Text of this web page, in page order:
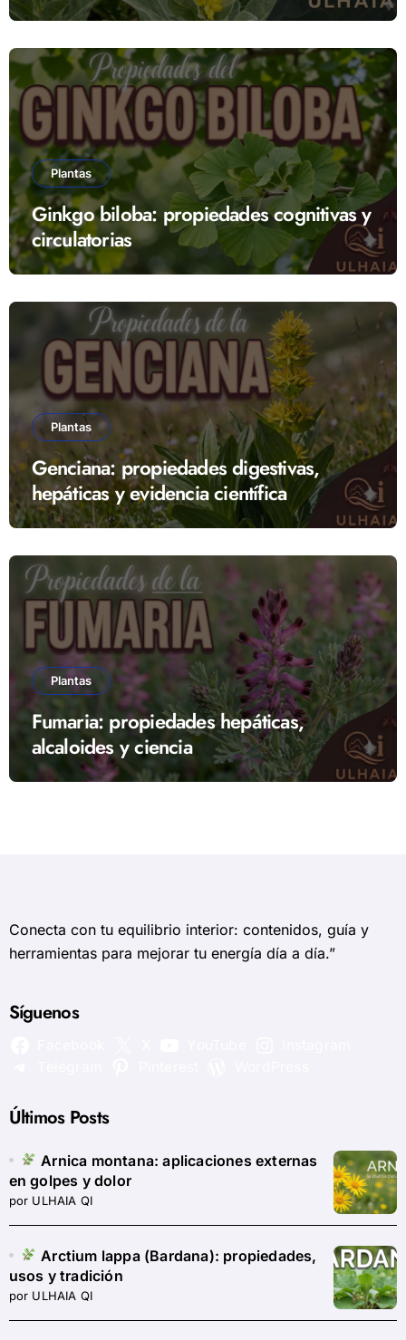
Plantas
Ginkgo biloba: propiedades cognitivas y
circulatorias
Plantas
Genciana: propiedades digestivas,
hepáticas y evidencia científica
Plantas
Fumaria: propiedades hepáticas,
alcaloides y ciencia
Conecta con tu equilibrio interior: contenidos, guía y
herramientas para mejorar tu energía día a día.”
Síguenos
Últimos Posts
Arnica montana: aplicaciones externas
en golpes y dolor
por ULHAIA QI
Arctium lappa (Bardana): propiedades,
usos y tradición
por ULHAIA QI